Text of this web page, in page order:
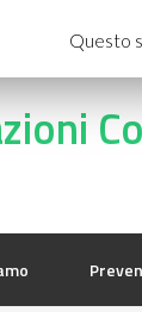
Questo